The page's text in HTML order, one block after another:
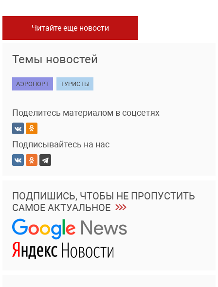
Читайте еще новости
Темы новостей
АЭРОПОРТ ТУРИСТЫ
Поделитесь материалом в соцсетях
Подписывайтесь на нас
ПОДПИШИСЬ, ЧТОБЫ НЕ ПРОПУСТИТЬ
САМОЕ АКТУАЛЬНОЕ